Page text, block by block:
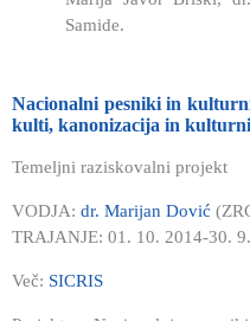
Samide.
Nacionalni pesniki in
kulti, kanonizacija in
Temeljni raziskovalni projekt
VODJA: dr. Marijan Dović
TRAJANJE: 01. 10. 2014-30.
Več: SICRIS